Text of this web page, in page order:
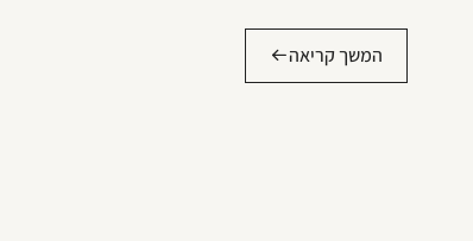
המשך קריאה